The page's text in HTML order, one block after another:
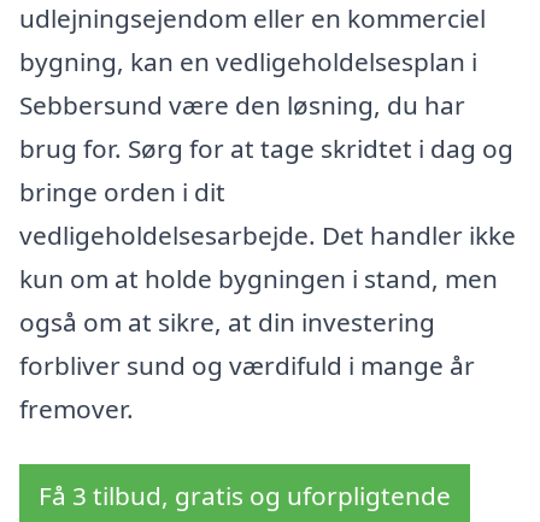
udlejningsejendom eller en kommerciel
bygning, kan en vedligeholdelsesplan i
Sebbersund være den løsning, du har
brug for. Sørg for at tage skridtet i dag og
bringe orden i dit
vedligeholdelsesarbejde. Det handler ikke
kun om at holde bygningen i stand, men
også om at sikre, at din investering
forbliver sund og værdifuld i mange år
fremover.
Få 3 tilbud, gratis og uforpligtende